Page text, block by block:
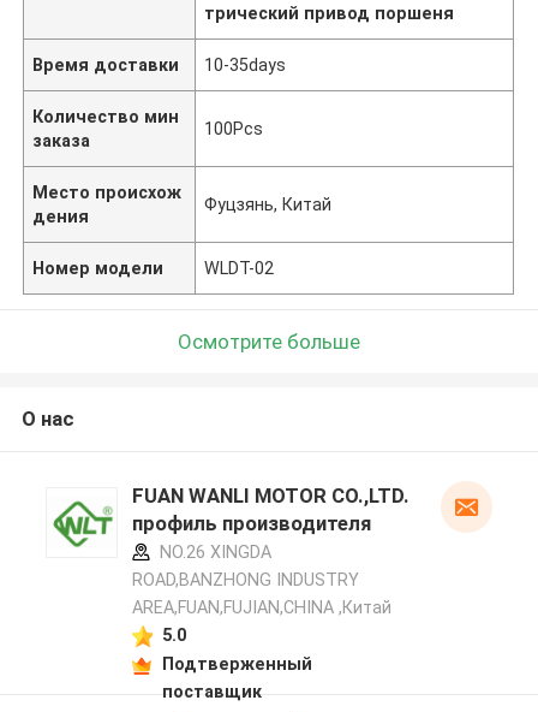
трический привод поршеня
Время доставки 10-35days
Количество мин
заказа
100Pcs
Место происхож
дения
Фуцзянь, Китай
Номер модели WLDT-02
Осмотрите больше
О нас
FUAN WANLI MOTOR CO.,LTD.
профиль производителя
NO.26 XINGDA
ROAD,BANZHONG INDUSTRY
AREA,FUAN,FUJIAN,CHINA ,Китай
5.0
Подтверженный
поставщик